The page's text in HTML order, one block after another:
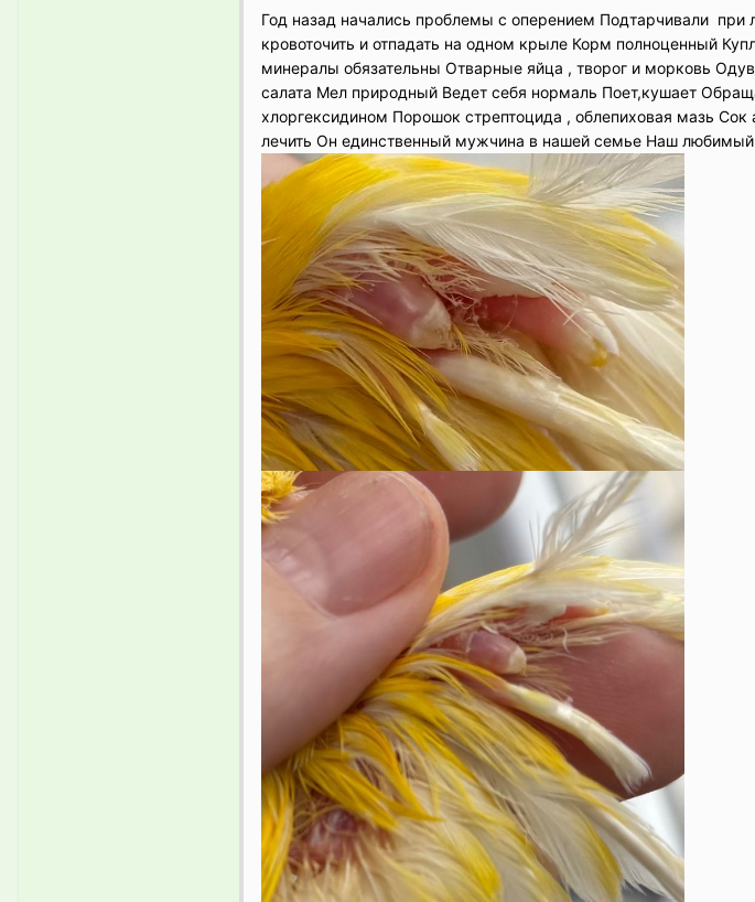
Год назад начались проблемы с оперением Подтарчивали
кровоточить и отпадать на одном крыле Корм полноценный
минералы обязательны Отварные яйца , творог и морковь
салата Мел природный Ведет себя нормаль Поет,кушает
хлоргексидином Порошок стрептоцида , облепиховая мазь
лечить Он единственный мужчина в нашей семье Наш